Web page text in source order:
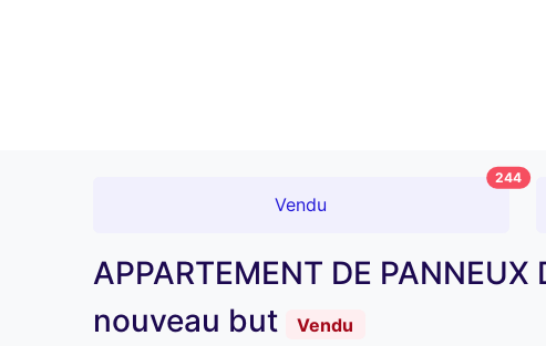
Vendu
244
APPARTEMENT DE
nouveau but
Vendu